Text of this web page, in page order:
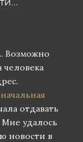
Возможно
человека
отдавать
Мне удалось
новости в